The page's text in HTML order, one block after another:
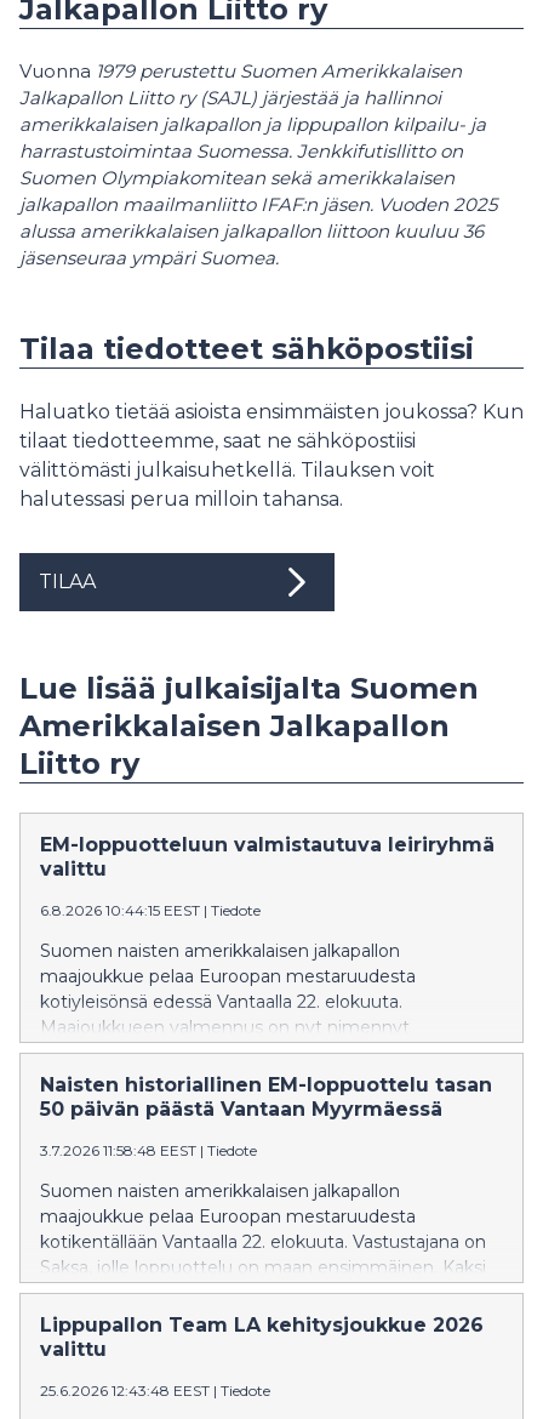
Jalkapallon Liitto ry
Vuonna 1979 perustettu Suomen Amerikkalaisen
Jalkapallon Liitto ry (SAJL) järjestää ja hallinnoi
amerikkalaisen jalkapallon ja lippupallon kilpailu- ja
harrastustoimintaa Suomessa. Jenkkifutisllitto on
Suomen Olympiakomitean sekä amerikkalaisen
jalkapallon maailmanliitto IFAF:n jäsen. Vuoden 2025
alussa amerikkalaisen jalkapallon liittoon kuuluu 36
jäsenseuraa ympäri Suomea.
Tilaa tiedotteet sähköpostiisi
Haluatko tietää asioista ensimmäisten joukossa? Kun
tilaat tiedotteemme, saat ne sähköpostiisi
välittömästi julkaisuhetkellä. Tilauksen voit
halutessasi perua milloin tahansa.
TILAA
Lue lisää julkaisijalta Suomen
Amerikkalaisen Jalkapallon
Liitto ry
EM-loppuotteluun valmistautuva leiriryhmä
valittu
6.8.2026 10:44:15 EEST | Tiedote
Suomen naisten amerikkalaisen jalkapallon
maajoukkue pelaa Euroopan mestaruudesta
kotiyleisönsä edessä Vantaalla 22. elokuuta.
Maajoukkueen valmennus on nyt nimennyt
leiriryhmän, joka aloittaa valmistautumisen EM-
loppuotteluun.
Naisten historiallinen EM-loppuottelu tasan
50 päivän päästä Vantaan Myyrmäessä
3.7.2026 11:58:48 EEST | Tiedote
Suomen naisten amerikkalaisen jalkapallon
maajoukkue pelaa Euroopan mestaruudesta
kotikentällään Vantaalla 22. elokuuta. Vastustajana on
Saksa, jolle loppuottelu on maan ensimmäinen. Kaksi
Euroopan mestaruutta aiemmin voittanut Suomi
pääsee jahtaamaan titteliä historiallisesti ensimmäistä
kertaa kotikentällään.
Lippupallon Team LA kehitysjoukkue 2026
valittu
25.6.2026 12:43:48 EEST | Tiedote